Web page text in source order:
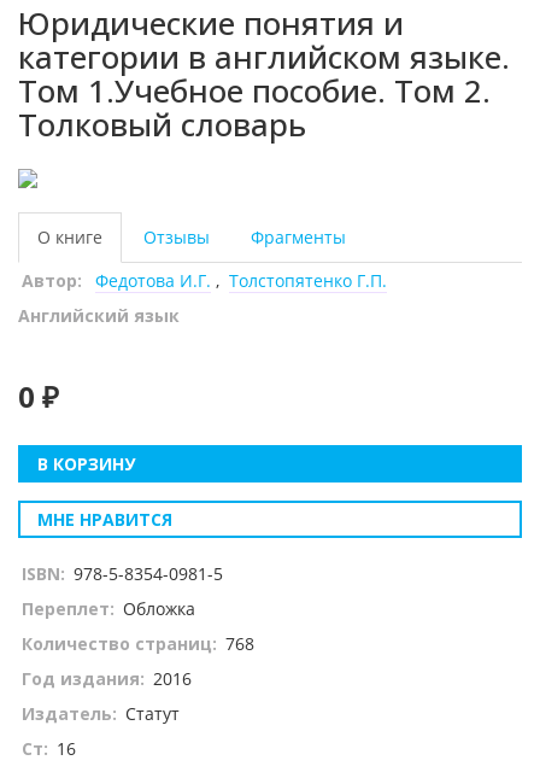
Юридические понятия и
категории в английском языке.
Том 1.Учебное пособие. Том 2.
Толковый словарь
О книге Отзывы
Фрагменты
Автор:
Федотова И.Г. , Толстопятенко Г.П.
Английский язык
0 ₽
В КОРЗИНУ
МНЕ НРАВИТСЯ
ISBN: 978-5-8354-0981-5
Переплет: Обложка
Количество страниц: 768
Год издания: 2016
Издатель: Статут
Ст: 16